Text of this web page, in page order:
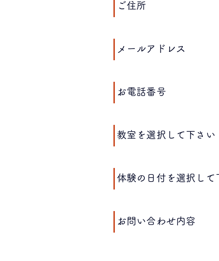
​ご住所
​メールアドレス
​お電話番号
​教室を選択して下さい
体験の日付を選択して
​お問い合わせ内容